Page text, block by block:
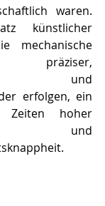
waren.
künstlicher
mechanische
präziser,
und
erfolgen, ein
hoher
und